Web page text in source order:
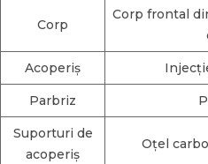
Corp
Corp frontal
Acoperiș
Parbriz
Suporturi de
acoperiș
Oțel